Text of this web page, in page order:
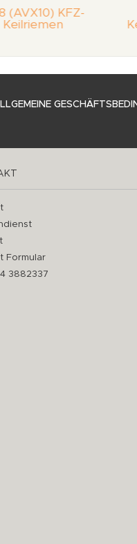
(AVX10) KFZ-
Keilriemen
Formular
3882337